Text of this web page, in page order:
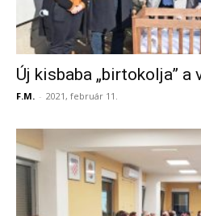
Új kisbaba „birtokolja”
F.M. - 2021, február 11.